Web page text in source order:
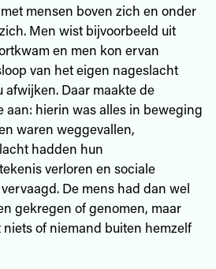
mensen boven zich en onder
Men wist bijvoorbeeld uit
en men kon ervan
van het eigen nageslacht
afwijken. Daar maakte de
aan: hierin was alles in beweging
waren weggevallen,
hadden hun
verloren en sociale
De mens had dan wel
gekregen of genomen, maar
of niemand buiten hemzelf